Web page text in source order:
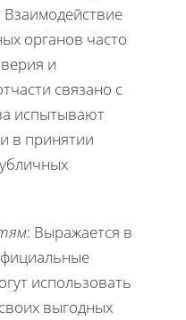
органов часто
и
связано с
испытывают
в принятии
: Выражается в
использовать
выгодных